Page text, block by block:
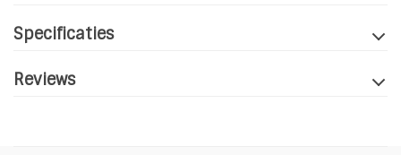
Specificaties
Reviews